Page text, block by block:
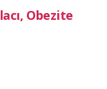
Obezite